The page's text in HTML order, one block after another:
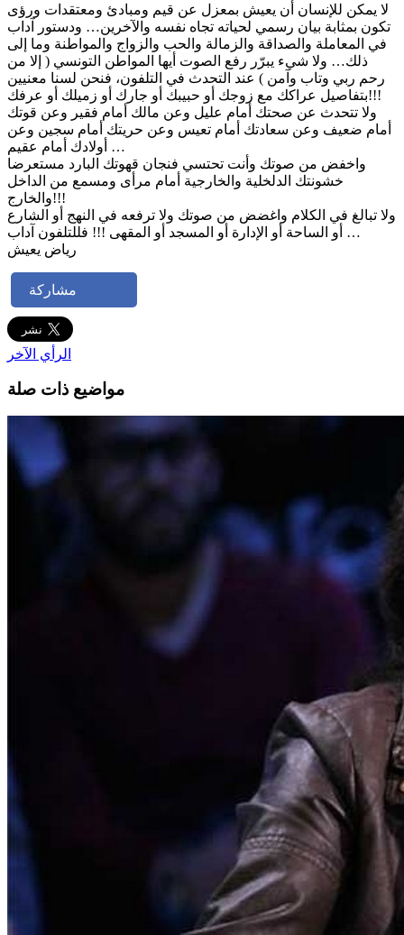
لا يمكن للإنسان أن يعيش بمعزل عن قيم ومبادئ ومعتقدات ورؤى
تكون بمثابة بيان رسمي لحياته تجاه نفسه والآخرين… ودستور آداب
في المعاملة والصداقة والزمالة والحب والزواج والمواطنة وما إلى
ذلك… ولا شيء يبرّر رفع الصوت أيها المواطن التونسي ( إلا من
رحم ربي وتاب وآمن ) عند التحدث في التلفون، فنحن لسنا معنيين
بتفاصيل عراكك مع زوجك أو حبيبك أو جارك أو زميلك أو عرفك!!!
ولا تتحدث عن صحتك أمام عليل وعن مالك أمام فقير وعن قوتك
أمام ضعيف وعن سعادتك أمام تعيس وعن حريتك أمام سجين وعن
أولادك أمام عقيم …
واخفض من صوتك وأنت تحتسي فنجان قهوتك البارد مستعرضا
خشونتك الدلخلية والخارجية أمام مرأى ومسمع من الداخل
والخارج!!!
ولا تبالغ في الكلام واغضض من صوتك ولا ترفعه في النهج أو الشارع
أو الساحة أو الإدارة أو المسجد أو المقهى !!! فللتلفون آداب …
رياض يعيش
مشاركة
الرأي الآخر
مواضيع ذات صلة